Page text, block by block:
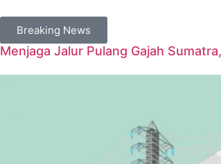
Breaking News
Menjaga Jalur Pulang Gajah